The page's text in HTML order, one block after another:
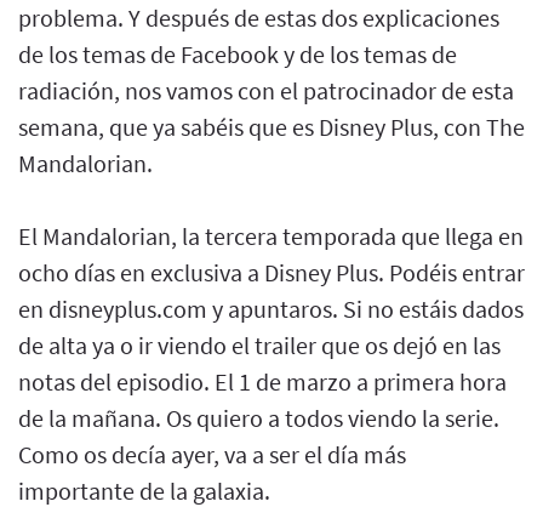
problema. Y después de estas dos explicaciones
de los temas de Facebook y de los temas de
radiación, nos vamos con el patrocinador de esta
semana, que ya sabéis que es Disney Plus, con The
Mandalorian.
El Mandalorian, la tercera temporada que llega en
ocho días en exclusiva a Disney Plus. Podéis entrar
en disneyplus.com y apuntaros. Si no estáis dados
de alta ya o ir viendo el trailer que os dejó en las
notas del episodio. El 1 de marzo a primera hora
de la mañana. Os quiero a todos viendo la serie.
Como os decía ayer, va a ser el día más
importante de la galaxia.